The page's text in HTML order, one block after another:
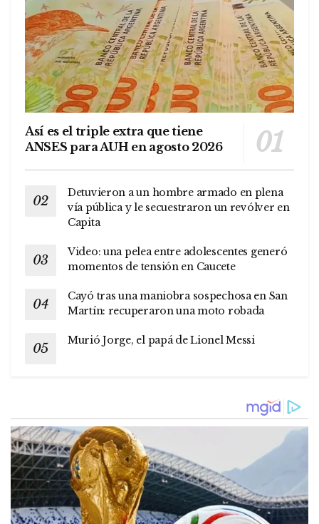
Así es el triple extra que tiene
ANSES para AUH en agosto 2026
Detuvieron a un hombre armado en plena
vía pública y le secuestraron un revólver en
Capita
Video: una pelea entre adolescentes generó
momentos de tensión en Caucete
Cayó tras una maniobra sospechosa en San
Martín: recuperaron una moto robada
Murió Jorge, el papá de Lionel Messi